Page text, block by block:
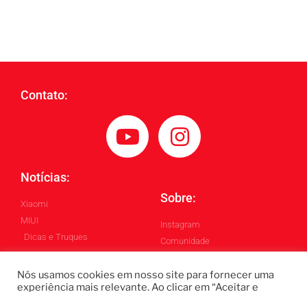
Contato:
Notícias:
Xiaomi
MIUI
Dicas e Truques
Sobre:
Instagram
Comunidade
Nós usamos cookies em nosso site para fornecer uma
experiência mais relevante. Ao clicar em “Aceitar e